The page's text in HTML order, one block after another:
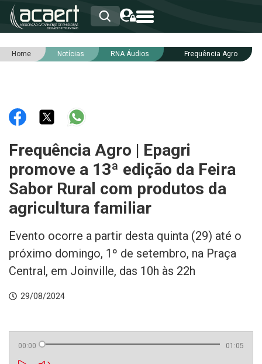
HOME
RNA
NOTÍCIAS
SERVIÇOS
INTEGRIDADE
Home Notícias RNA Áudios Frequência Agro
Frequência Agro | Epagri
promove a 13ª edição da Feira
Sabor Rural com produtos da
agricultura familiar
Evento ocorre a partir desta quinta (29) até o
próximo domingo, 1º de setembro, na Praça
Central, em Joinville, das 10h às 22h
29/08/2024
00:00 01:05